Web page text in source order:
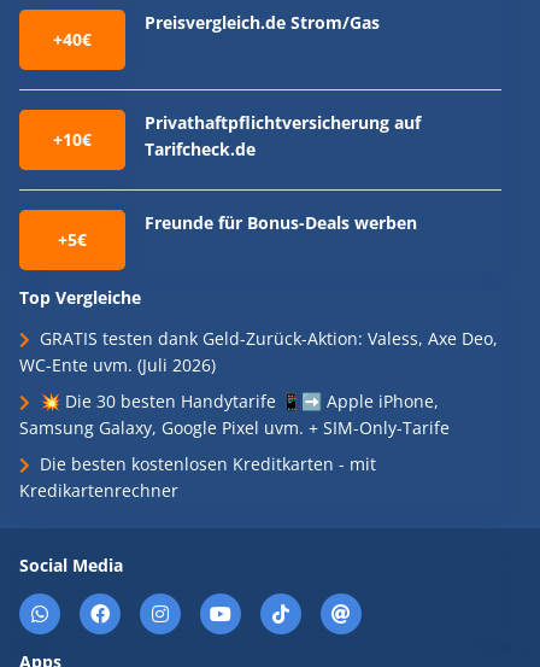
+40€
Preisvergleich.de Strom/Gas
+10€
Privathaftpflichtversicherung auf
Tarifcheck.de
+5€
Freunde für Bonus-Deals werben
Top Vergleiche
GRATIS testen dank Geld-Zurück-Aktion: Valess, Axe Deo,
WC-Ente uvm. (Juli 2026)
💥 Die 30 besten Handytarife 📱➡️ Apple iPhone,
Samsung Galaxy, Google Pixel uvm. + SIM-Only-Tarife
Die besten kostenlosen Kreditkarten - mit
Kredikartenrechner
Social Media
Apps